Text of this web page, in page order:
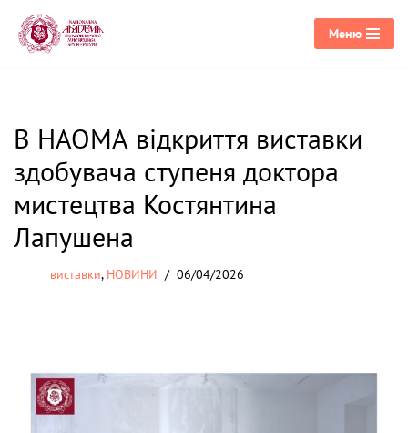
Перейти
Меню
В НАОМА відкриття виставки
здобувача ступеня доктора
мистецтва Костянтина
Лапушена
виставки, НОВИНИ 06/04/2026